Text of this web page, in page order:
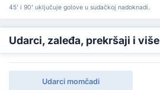
45' i 90' uključuje golove u sudačkoj nadoknadi.
Udarci, zaleđa, prekršaji i više
Udarci momčadi